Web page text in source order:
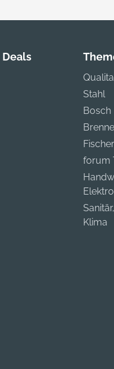
Deals
Stahl
Bosch
Fischer
forum
Klima